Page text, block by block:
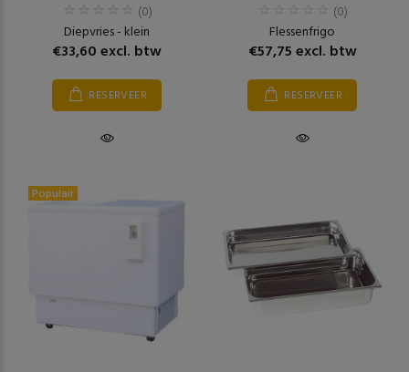
(0)
Diepvries - klein
€33,60 excl. btw
RESERVEER
(0)
Flessenfrigo
€57,75 excl. btw
RESERVEER
Populair